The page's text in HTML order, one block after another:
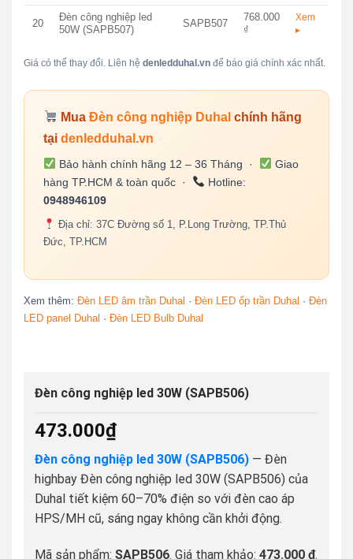
20
Đèn công nghiệp led
50W (SAPB507)
SAPB507
768.000
₫
Xem
▸
Giá có thể thay đổi. Liên hệ denledduhal.vnđể báo giá chính xác nhất.
MuaĐèn công nghiệp Duhal chính hãng
tại denledduhal.vn
Bảo hành chính hãng 12 – 36 Tháng ·
Giao
hàng TP.HCM & toàn quốc ·
Hotline:
0948946109
Địa chỉ: 37C Đường số 1, P.Long Trường, TP.Thủ
Đức, TP.HCM
Xem thêm: Đèn LED âm trần Duhal · Đèn LED ốp trần Duhal · Đèn
LED panel Duhal · Đèn LED Bulb Duhal
Đèn công nghiệp led 30W (SAPB506)
473.000₫
Đèn công nghiệp led 30W (SAPB506)— Đèn
highbay Đèn công nghiệp led 30W (SAPB506) của
Duhal tiết kiệm 60–70% điện so với đèn cao áp
HPS/MH cũ, sáng ngay không cần khởi động.
Mã sản phẩm: SAPB506. Giá tham khảo: 473.000 ₫.